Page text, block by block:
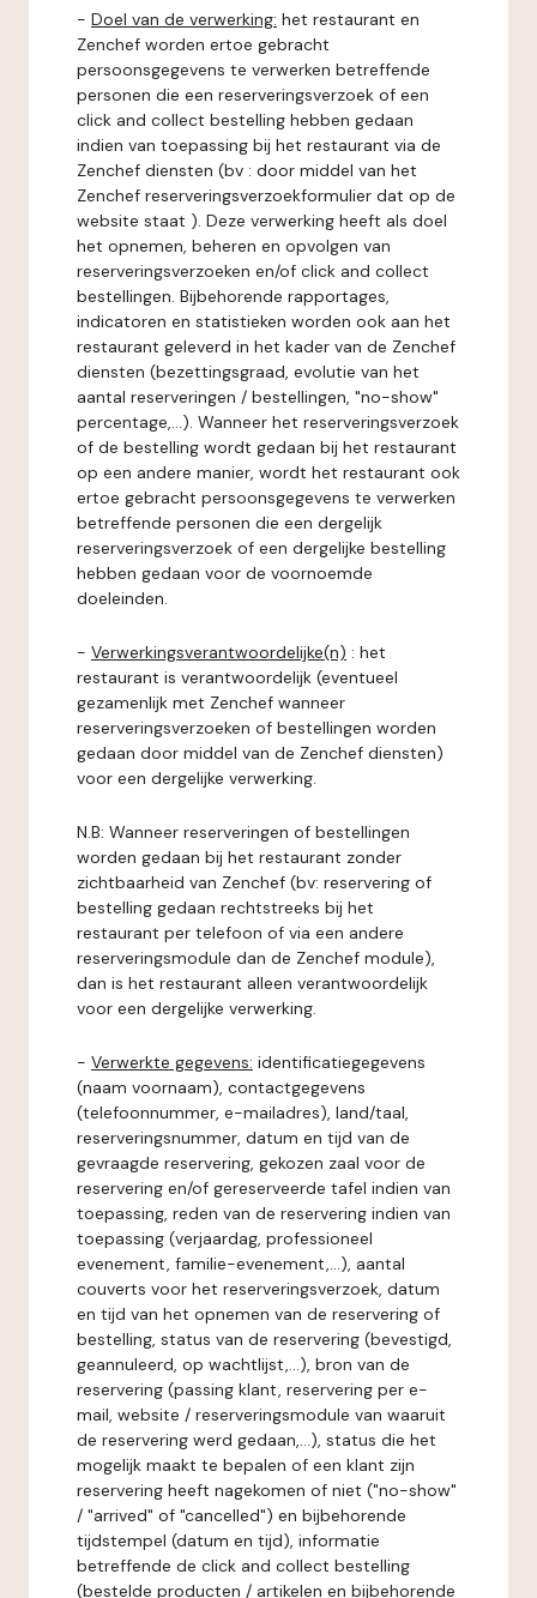
- Doel van de verwerking: het restaurant en
Zenchef worden ertoe gebracht
persoonsgegevens te verwerken betreffende
personen die een reserveringsverzoek of een
click and collect bestelling hebben gedaan
indien van toepassing bij het restaurant via de
Zenchef diensten (bv : door middel van het
Zenchef reserveringsverzoekformulier dat op de
website staat ). Deze verwerking heeft als doel
het opnemen, beheren en opvolgen van
reserveringsverzoeken en/of click and collect
bestellingen. Bijbehorende rapportages,
indicatoren en statistieken worden ook aan het
restaurant geleverd in het kader van de Zenchef
diensten (bezettingsgraad, evolutie van het
aantal reserveringen / bestellingen, "no-show"
percentage,...). Wanneer het reserveringsverzoek
of de bestelling wordt gedaan bij het restaurant
op een andere manier, wordt het restaurant ook
ertoe gebracht persoonsgegevens te verwerken
betreffende personen die een dergelijk
reserveringsverzoek of een dergelijke bestelling
hebben gedaan voor de voornoemde
doeleinden.
- Verwerkingsverantwoordelijke(n) : het
restaurant is verantwoordelijk (eventueel
gezamenlijk met Zenchef wanneer
reserveringsverzoeken of bestellingen worden
gedaan door middel van de Zenchef diensten)
voor een dergelijke verwerking.
N.B: Wanneer reserveringen of bestellingen
worden gedaan bij het restaurant zonder
zichtbaarheid van Zenchef (bv: reservering of
bestelling gedaan rechtstreeks bij het
restaurant per telefoon of via een andere
reserveringsmodule dan de Zenchef module),
dan is het restaurant alleen verantwoordelijk
voor een dergelijke verwerking.
- Verwerkte gegevens: identificatiegegevens
(naam voornaam), contactgegevens
(telefoonnummer, e-mailadres), land/taal,
reserveringsnummer, datum en tijd van de
gevraagde reservering, gekozen zaal voor de
reservering en/of gereserveerde tafel indien van
toepassing, reden van de reservering indien van
toepassing (verjaardag, professioneel
evenement, familie-evenement,...), aantal
couverts voor het reserveringsverzoek, datum
en tijd van het opnemen van de reservering of
bestelling, status van de reservering (bevestigd,
geannuleerd, op wachtlijst,...), bron van de
reservering (passing klant, reservering per e-
mail, website / reserveringsmodule van waaruit
de reservering werd gedaan,...), status die het
mogelijk maakt te bepalen of een klant zijn
reservering heeft nagekomen of niet ("no-show"
/ "arrived" of "cancelled") en bijbehorende
tijdstempel (datum en tijd), informatie
betreffende de click and collect bestelling
(bestelde producten / artikelen en bijbehorende